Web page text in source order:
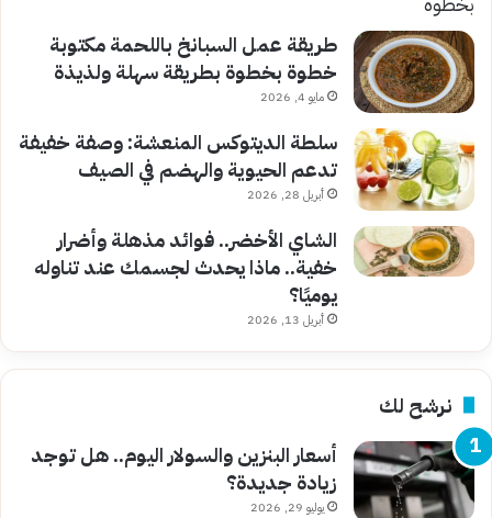
طريقة عمل السبانخ باللحمة مكتوبة
خطوة بخطوة بطريقة سهلة ولذيذة
مايو 4, 2026
سلطة الديتوكس المنعشة: وصفة خفيفة
تدعم الحيوية والهضم في الصيف
أبريل 28, 2026
الشاي الأخضر.. فوائد مذهلة وأضرار
خفية.. ماذا يحدث لجسمك عند تناوله
يوميًا؟
أبريل 13, 2026
نرشح لك
أسعار البنزين والسولار اليوم.. هل توجد
زيادة جديدة؟
يوليو 29, 2026